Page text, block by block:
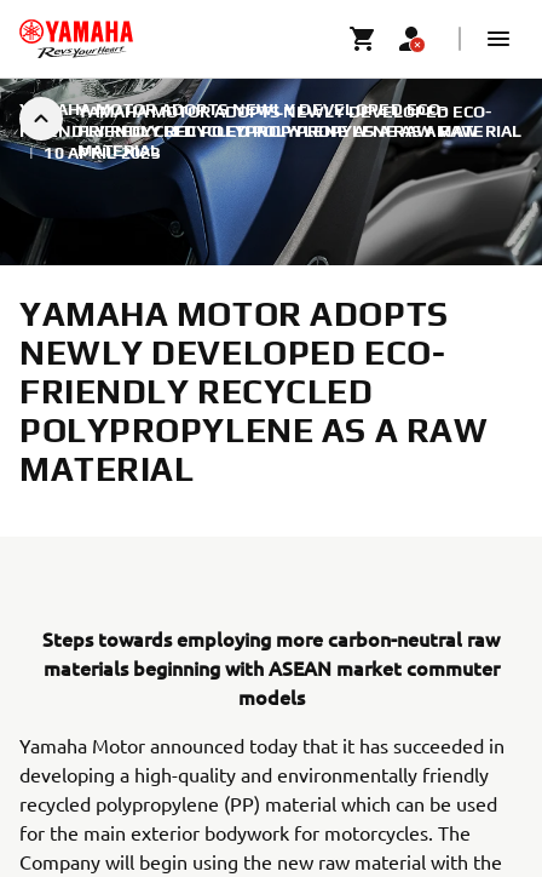
YAMAHA MOTOR ADOPTS NEWLY DEVELOPED ECO-
FRIENDLY RECYCLED POLYPROPYLENE AS A RAW
MATERIAL
YAMAHA MOTOR ADOPTS NEWLY DEVELOPED ECO-
FRIENDLY RECYCLED POLYPROPYLENE AS A RAW MATERIAL
| 10 APRIL 2023
YAMAHA MOTOR ADOPTS
NEWLY DEVELOPED ECO-
FRIENDLY RECYCLED
POLYPROPYLENE AS A RAW
MATERIAL
Steps towards employing more carbon-neutral raw
materials beginning with ASEAN market commuter
models
Yamaha Motor announced today that it has succeeded in
developing a high-quality and environmentally friendly
recycled polypropylene (PP) material which can be used
for the main exterior bodywork for motorcycles. The
Company will begin using the new raw material with the